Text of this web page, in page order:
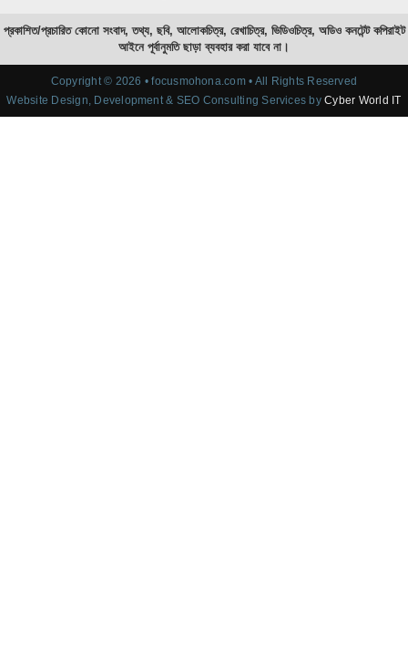
প্রকাশিত/প্রচারিত কোনো সংবাদ, তথ্য, ছবি, আলোকচিত্র, রেখাচিত্র, ভিডিওচিত্র, অডিও কনটেন্ট কপিরাইট
আইনে পূর্বানুমতি ছাড়া ব্যবহার করা যাবে না।
Copyright © 2026 • focusmohona.com • All Rights Reserved
Website Design, Development & SEO Consulting Services byCyber World IT